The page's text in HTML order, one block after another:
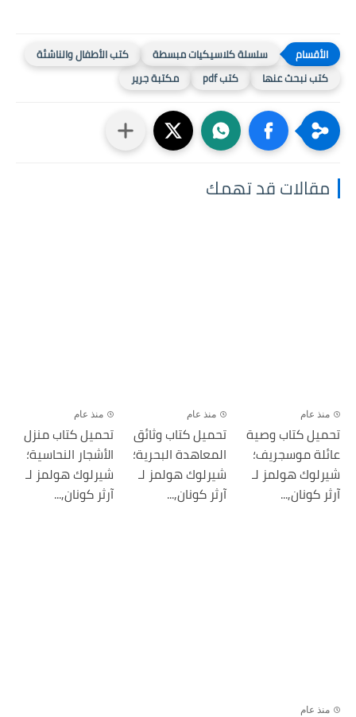
سلسلة كلاسيكيات مبسطة
كتب الأطفال والناشئة
كتب نبحث عنها
كتب pdf مكتبة جرير
مقالات قد تهمك
منذ عام
تحميل كتاب وصية
عائلة موسجريف؛
شيرلوك هولمز لـ
آرثر كونان,...
منذ عام
تحميل كتاب وثائق
المعاهدة البحرية؛
شيرلوك هولمز لـ
آرثر كونان,...
منذ عام
تحميل كتاب منزل
الأشجار النحاسية؛
شيرلوك هولمز لـ
آرثر كونان,...
منذ عام